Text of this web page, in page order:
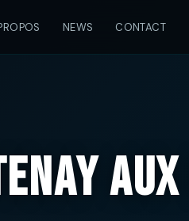
NEWS CONTACT
aux